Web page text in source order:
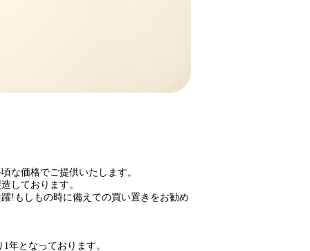
な価格でご提供いたします。
しております。
!もしもの時に備えての買い置きをお勧め
年となっております。